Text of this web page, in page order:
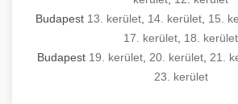
Budapest 13. kerület 14. kerület 15.
17. kerület 18. kerület
Budapest 19. kerület 20. kerület 21.
23. kerület